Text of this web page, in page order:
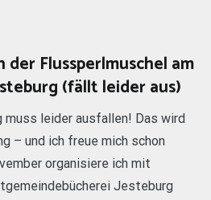
der Flussperlmuschel am
(fällt leider aus)
muss leider ausfallen! Das wird
– und ich freue mich schon
organisiere ich mit
Jesteburg